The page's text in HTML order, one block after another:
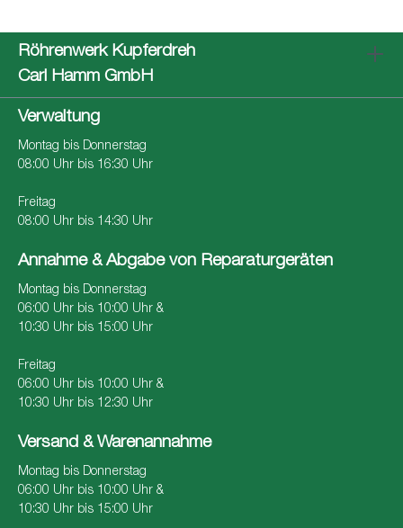
Röhrenwerk Kupferdreh
Carl Hamm GmbH
Verwaltung
Montag bis Donnerstag
08:00 Uhr bis 16:30 Uhr
Freitag
08:00 Uhr bis 14:30 Uhr
Annahme & Abgabe von Reparaturgeräten
Montag bis Donnerstag
06:00 Uhr bis 10:00 Uhr &
10:30 Uhr bis 15:00 Uhr
Freitag
06:00 Uhr bis 10:00 Uhr &
10:30 Uhr bis 12:30 Uhr
Versand & Warenannahme
Montag bis Donnerstag
06:00 Uhr bis 10:00 Uhr &
10:30 Uhr bis 15:00 Uhr